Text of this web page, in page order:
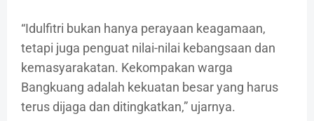
“Idulfitri bukan hanya perayaan keagamaan,
tetapi juga penguat nilai-nilai kebangsaan dan
kemasyarakatan. Kekompakan warga
Bangkuang adalah kekuatan besar yang harus
terus dijaga dan ditingkatkan,” ujarnya.